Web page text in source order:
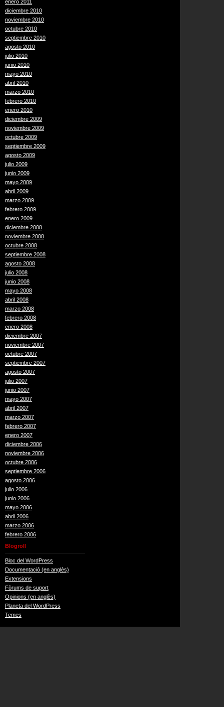
enero 2011
diciembre 2010
noviembre 2010
octubre 2010
septiembre 2010
agosto 2010
julio 2010
junio 2010
mayo 2010
abril 2010
marzo 2010
febrero 2010
enero 2010
diciembre 2009
noviembre 2009
octubre 2009
septiembre 2009
agosto 2009
julio 2009
junio 2009
mayo 2009
abril 2009
marzo 2009
febrero 2009
enero 2009
diciembre 2008
noviembre 2008
octubre 2008
septiembre 2008
agosto 2008
julio 2008
junio 2008
mayo 2008
abril 2008
marzo 2008
febrero 2008
enero 2008
diciembre 2007
noviembre 2007
octubre 2007
septiembre 2007
agosto 2007
julio 2007
junio 2007
mayo 2007
abril 2007
marzo 2007
febrero 2007
enero 2007
diciembre 2006
noviembre 2006
octubre 2006
septiembre 2006
agosto 2006
julio 2006
junio 2006
mayo 2006
abril 2006
marzo 2006
febrero 2006
Blogroll
Bloc del WordPress
Documentació (en anglès)
Extensions
Fòrums de suport
Opinions (en anglès)
Planeta del WordPress
Temes